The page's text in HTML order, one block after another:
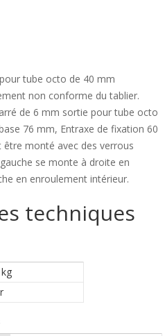
tube octo de 40 mm
non conforme du tablier.
de 6 mm sortie pour tube octo
76 mm, Entraxe de fixation 60
monté avec des verrous
se monte à droite en
en enroulement intérieur.
techniques